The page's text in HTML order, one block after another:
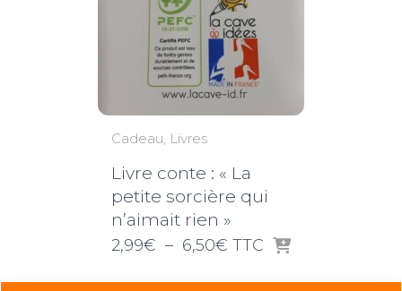
Cadeau Livres
Livre conte : « La
petite sorcière qui
n’aimait rien »
2,99€ – 6,50€ Plage
prix :
TTC